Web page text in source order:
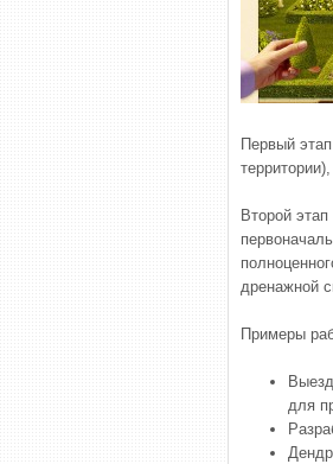
Первый
Второй
дренажной
Примеры
для